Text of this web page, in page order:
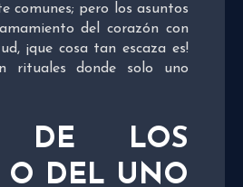
comunes; pero los asuntos
del corazón con
¡que cosa tan escaza es!
rituales donde solo uno
DE LOS
O DEL UNO